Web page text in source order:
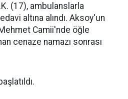
(17), ambulanslarla
altına alındı. Aksoy'un
Camii'nde öğle
cenaze namazı sonrası